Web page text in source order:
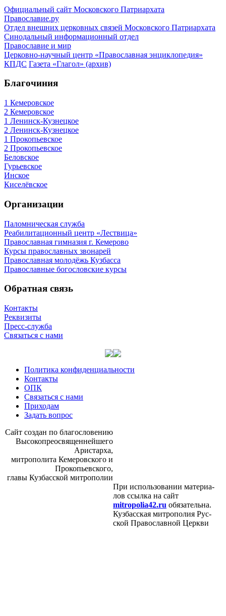
Официальный сайт Московского Патриархата
Православие.ру
Отдел внешних церковных связей Московского Патриархата
Синодальный информационный отдел
Православие и мир
Церковно-научный центр «Православная энциклопедия»
КПДС Газета «Глагол» (архив)
Благочиния
1 Кемеровское
2 Кемеровское
1 Ленинск-Кузнецкое
2 Ленинск-Кузнецкое
1 Прокопьевское
2 Прокопьевское
Беловское
Гурьевское
Инское
Киселёвское
Организации
Паломническая служба
Реабилитационный центр «Лествица»
Православная гимназия г. Кемерово
Курсы православных звонарей
Православная молодёжь Кузбасса
Православные богословские курсы
Обратная связь
Контакты
Реквизиты
Пресс-служба
Связаться с нами
Политика конфиденциальности
Контакты
ОПК
Связаться с нами
Приходам
Задать вопрос
Сайт со­здан по бла­го­сло­ве­нию
Вы­со­ко­прео­свя­щен­ней­ше­го
Ари­стар­ха,
мит­ро­по­ли­та Ке­ме­ров­ско­го и
Про­ко­пьев­ско­го,
гла­вы Куз­бас­ской мит­ро­по­лии
При ис­поль­зо­ва­нии ма­те­ри­а­
лов ссыл­ка на сайт
mitropolia42.ru обя­за­тель­на.
Куз­бас­ская мит­ро­по­лия Рус­
ской Пра­во­слав­ной Церк­ви